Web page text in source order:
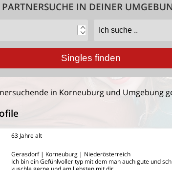
PARTNERSUCHE IN DEINER
in Korneuburg und Umgebung
63 Jahre alt
Gerasdorf | Korneuburg | Niederösterreich
Ich bin ein Gefühlvoller typ mit dem man auch gute und